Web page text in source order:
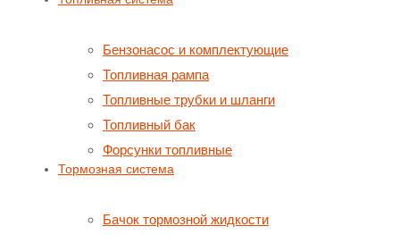
Бензонасос и комплектующие
Топливная рампа
Топливные трубки и шланги
Топливный бак
Форсунки топливные
Тормозная система
Бачок тормозной жидкости